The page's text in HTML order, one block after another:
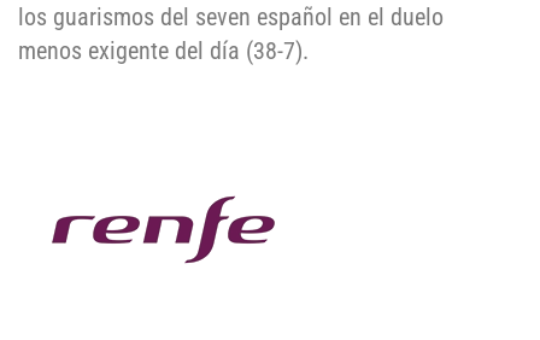
los guarismos del seven español en el duelo
menos exigente del día (38-7).